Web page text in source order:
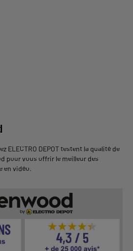
ELECTRO DEPOT testent la qualité de
pour vous offrir le meilleur des
en vidéo.